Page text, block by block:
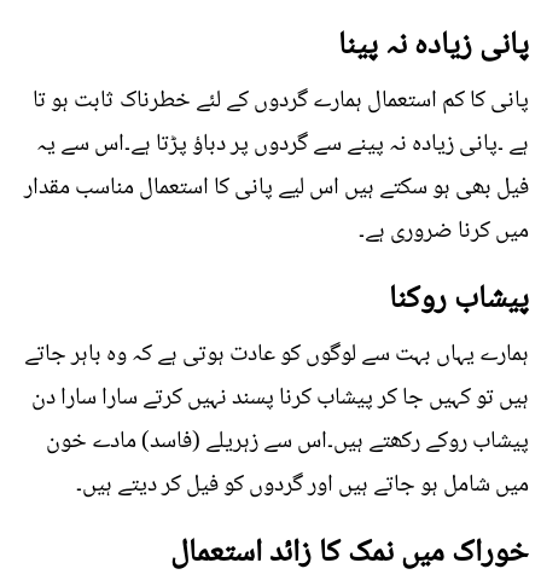
پانی زیادہ نہ پینا
پانی کا کم استعمال ہمارے گردوں کے لئے خطرناک ثابت ہو تا
ہے ۔پانی زیادہ نہ پینے سے گردوں پر دباؤ پڑتا ہے۔اس سے یہ
فیل بھی ہو سکتے ہیں اس لیے پانی کا استعمال مناسب مقدار
میں کرنا ضروری ہے۔
پیشاب روکنا
ہمارے یہاں بہت سے لوگوں کو عادت ہوتی ہے کہ وہ باہر جاتے
ہیں تو کہیں جا کر پیشاب کرنا پسند نہیں کرتے سارا سارا دن
پیشاب روکے رکھتے ہیں۔اس سے زہریلے (فاسد) مادے خون
میں شامل ہو جاتے ہیں اور گردوں کو فیل کر دیتے ہیں۔
خوراک میں نمک کا زائد استعمال